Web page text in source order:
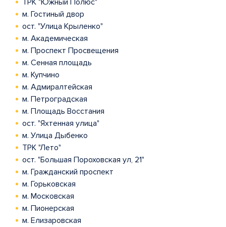
ТРК "Южный Полюс"
м. Гостиный двор
ост. "Улица Крыленко"
м. Академическая
м. Проспект Просвещения
м. Сенная площадь
м. Купчино
м. Адмиралтейская
м. Петроградская
м. Площадь Восстания
ост. "Яхтенная улица"
м. Улица Дыбенко
ТРК "Лето"
ост. "Большая Пороховская ул, 21"
м. Гражданский проспект
м. Горьковская
м. Московская
м. Пионерская
м. Елизаровская